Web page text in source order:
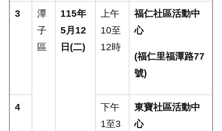
3
潭
子
區
115年
5月 12
日 (二)
上午
10至
12時
福仁社區活動中
心
(福仁里福潭路77
號)
4
下午
1至3
東寶社區活動中
心